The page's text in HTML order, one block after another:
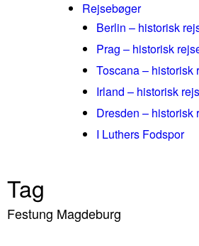
Rejsebøger
Berlin – historisk
Prag – historisk
Toscana – historisk
Irland – historisk
Dresden – historisk
I Luthers Fodspor
Tag
Festung Magdeburg